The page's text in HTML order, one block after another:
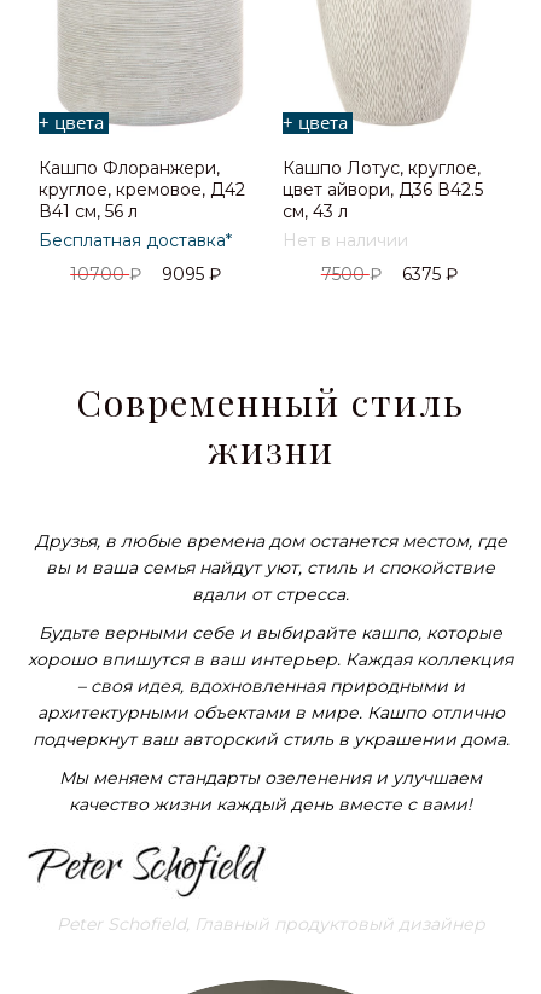
+ цвета
Кашпо Флоранжери,
круглое, кремовое, Д42
В41 см, 56 л
Бесплатная доставка*
10700₽ 9095₽
+ цвета
Кашпо Лотус, круглое,
цвет айвори, Д36 В42.5
см, 43 л
Нет в наличии
7500₽ 6375 ₽
Современный стиль
жизни
Друзья, в любые времена дом останется местом, где
вы и ваша семья найдут уют, стиль и спокойствие
вдали от стресса.
Будьте верными себе и выбирайте кашпо, которые
хорошо впишутся в ваш интерьер. Каждая коллекция
– своя идея, вдохновленная природными и
архитектурными объектами в мире. Кашпо отлично
подчеркнут ваш авторский стиль в украшении дома.
Мы меняем стандарты озеленения и улучшаем
качество жизни каждый день вместе с вами!
Peter Schofield, Главный продуктовый дизайнер